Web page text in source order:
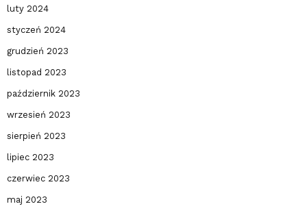
luty 2024
styczeń 2024
grudzień 2023
listopad 2023
październik 2023
wrzesień 2023
sierpień 2023
lipiec 2023
czerwiec 2023
maj 2023